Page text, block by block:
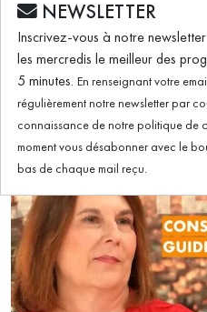
pédagogiques ont fleuri ces
choisir la bonne pédagogie
Briand, maman d'élèves à
témoignage. Elle rappelle que
Elle évoque la pédagogie
place à la liberté, et à la
Conceptualisé par le philosophe
Rudolf Steiner, ce courant
approche à la nature.
VOIR LA VIDÉO #PSYCHO
Inscrivez-vous à notre
les mercredis le meilleur des
5 minutes.En renseignant votre
régulièrement notre newsletter par
connaissance de notre politique de
moment vous désabonner avec le
bas de chaque mail reçu.